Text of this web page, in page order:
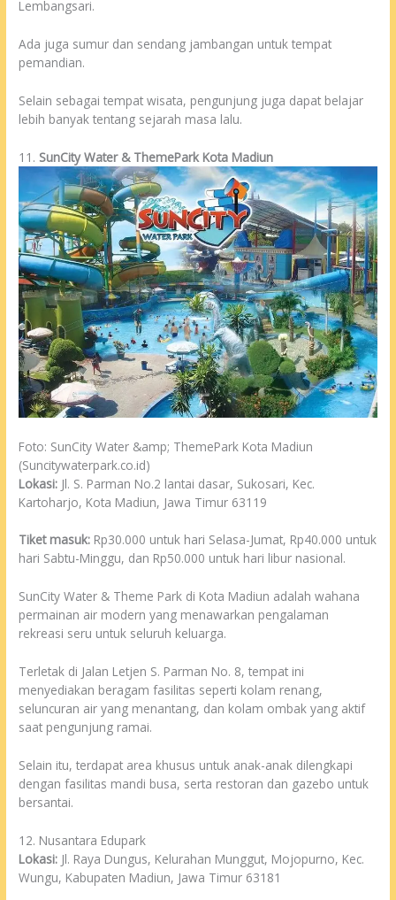
Lembangsari.
Ada juga sumur dan sendang jambangan untuk tempat
pemandian.
Selain sebagai tempat wisata, pengunjung juga dapat belajar
lebih banyak tentang sejarah masa lalu.
11. SunCity Water & ThemePark Kota Madiun
Foto: SunCity Water &amp; ThemePark Kota Madiun
(Suncitywaterpark.co.id)
Lokasi: Jl. S. Parman No.2 lantai dasar, Sukosari, Kec.
Kartoharjo, Kota Madiun, Jawa Timur 63119
Tiket masuk: Rp30.000 untuk hari Selasa-Jumat, Rp40.000 untuk
hari Sabtu-Minggu, dan Rp50.000 untuk hari libur nasional.
SunCity Water & Theme Park di Kota Madiun adalah wahana
permainan air modern yang menawarkan pengalaman
rekreasi seru untuk seluruh keluarga.
Terletak di Jalan Letjen S. Parman No. 8, tempat ini
menyediakan beragam fasilitas seperti kolam renang,
seluncuran air yang menantang, dan kolam ombak yang aktif
saat pengunjung ramai.
Selain itu, terdapat area khusus untuk anak-anak dilengkapi
dengan fasilitas mandi busa, serta restoran dan gazebo untuk
bersantai.
12. Nusantara Edupark
Lokasi: Jl. Raya Dungus, Kelurahan Munggut, Mojopurno, Kec.
Wungu, Kabupaten Madiun, Jawa Timur 63181